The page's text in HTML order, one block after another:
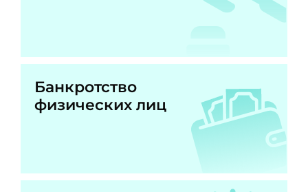
Банкротство
физических лиц